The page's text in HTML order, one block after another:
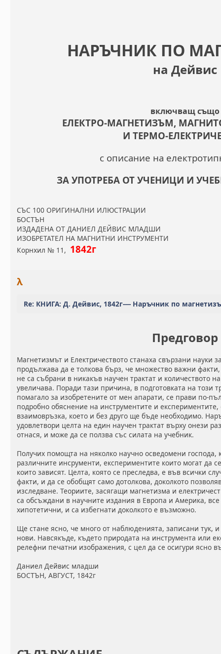
НАРЪЧНИК ПО
на Дейвис
включващ също
ЕЛЕКТРО-МАГНЕТИЗЪМ,
И ТЕРМО-
с описание на
ЗА УПОТРЕБА ОТ УЧЕНИЦИ И
СЪС 100 ОРИГИНАЛНИ ИЛЮСТРАЦИИ
БОСТЪН
ИЗДАДЕНА ОТ ДАНИЕЛ ДЕЙВИС МЛАДШИ
ИЗОБРЕТАТЕЛ НА МАГНИТНИ ИНСТРУМЕНТИ
Корнхил № 11, 1842г
λ
Re: КНИГА: Д. Дейвис, 1842г---- Наръчник по
Предговор
Магнетизмът и Електричеството станаха свързани науки
продължава да е толкова бърз, че множество важни
не са събрани в никакъв научен трактат и количеството
увеличава. Поради тази причина, в подготовката на този
помагало за изобретените от мен апарати, се прави по-
подробно обяснение на инструментите и
взаимовръзка, което и без друго ще бъде необходимо.
удовлетвори целта на един научен трактат върху онези
отнася, и може да се ползва със силата на учебник.
Получих помощта на няколко научно осведомени
различните инсрументи, експериментите които могат да
които зависят. Целта, която се преследва, е във всички
факти, и да се обобщят само дотолкова, доколкото
изследване. Теориите, засягащи магнетизма и
са обсъждани в научните издания в Европа и Америка,
хипотетични, и са избегнати доколкото е възможно.
Ще стане ясно, че много от наблюденията, записани тук,
нови. Навсякъде, където природата на инструмента или
релефни печатни изображения, с цел да се осигури ясно
Даниел Дейвис младши
БОСТЪН, АВГУСТ, 1842г